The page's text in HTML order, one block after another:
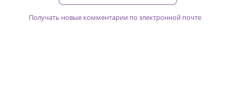
Получать новые комментарии по электронной почте